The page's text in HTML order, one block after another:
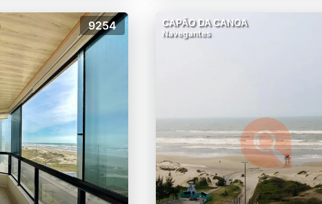
9254 CAPÃO DA CANOA
Navegantes